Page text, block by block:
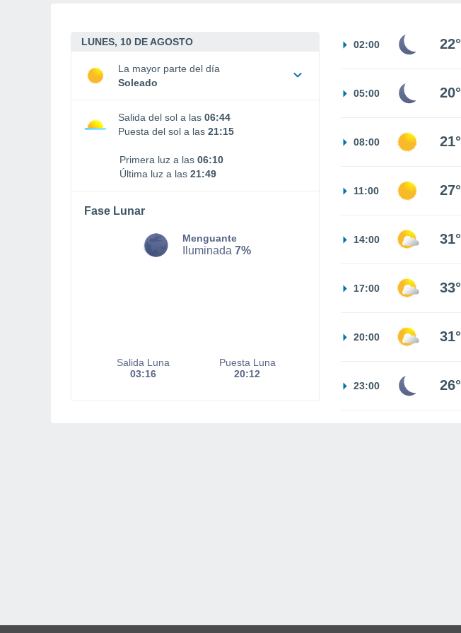
LUNES, 10 DE AGOSTO
La mayor parte del día
Soleado
Salida del sol a las 06:44
Puesta del sol a las 21:15
Primera luz a las 06:10
Última luz a las 21:49
Fase Lunar
Menguante
Iluminada 7%
Salida Luna
03:16
Puesta Luna
20:12
02:00 22°
05:00 20°
08:00 21°
11:00 27°
14:00 31°
17:00 33°
20:00 31°
23:00 26°